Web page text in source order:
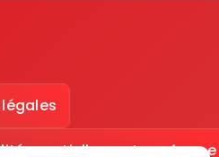
: partiellement conforme